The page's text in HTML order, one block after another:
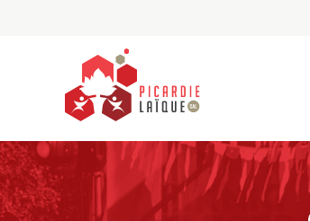
string(9) « actualite »